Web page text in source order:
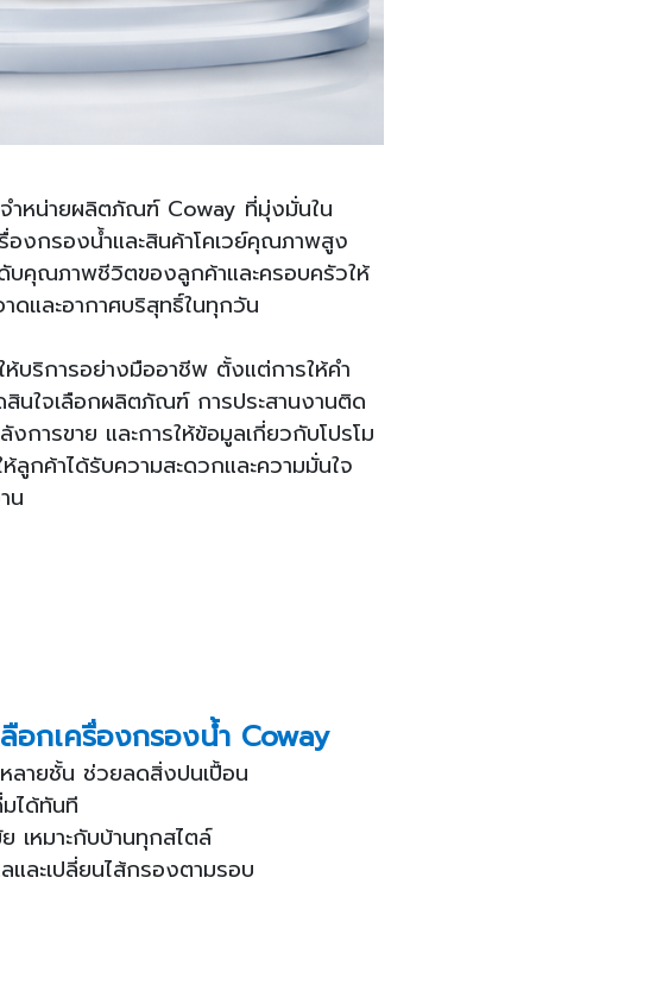
จำหน่ายผลิตภัณฑ์ Coway ที่มุ่งมั่นใน
รื่องกรองน้ำและสินค้าโคเวย์คุณภาพสูง
บคุณภาพชีวิตของลูกค้าและครอบครัวให้
ดและอากาศบริสุทธิ์ในทุกวัน
ห้บริการอย่างมืออาชีพ ตั้งแต่การให้คำ
นใจเลือกผลิตภัณฑ์ การประสานงานติด
การขาย และการให้ข้อมูลเกี่ยวกับโปรโม
ลูกค้าได้รับความสะดวกและความมั่นใจ
น
อกเครื่องกรองน้ำ Coway
ลายชั้น ช่วยลดสิ่งปนเปื้อน
ได้ทันที
เหมาะกับบ้านทุกสไตล์
ละเปลี่ยนไส้กรองตามรอบ